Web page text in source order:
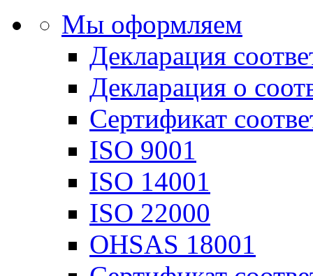
Мы оформляем
Декларация
Декларация о
Сертификат
ISO 9001
ISO 14001
ISO 22000
OHSAS 18001